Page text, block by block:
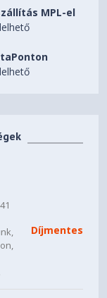
MPL-el
Díjmentes